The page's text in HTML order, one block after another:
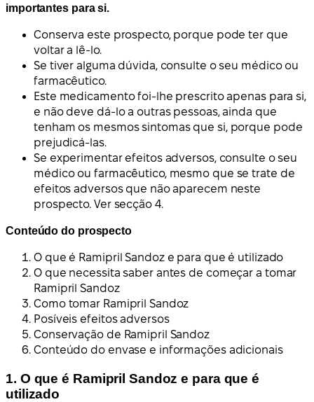
importantes para si.
Conserva este prospecto, porque pode ter que
voltar a lê-lo.
Se tiver alguma dúvida, consulte o seu médico ou
farmacêutico.
Este medicamento foi-lhe prescrito apenas para si,
e não deve dá-lo a outras pessoas, ainda que
tenham os mesmos sintomas que si, porque pode
prejudicá-las.
Se experimentar efeitos adversos, consulte o seu
médico ou farmacêutico, mesmo que se trate de
efeitos adversos que não aparecem neste
prospecto. Ver secção 4.
Conteúdo do prospecto
O que é Ramipril Sandoz e para que é utilizado
O que necessita saber antes de começar a tomar
Ramipril Sandoz
Como tomar Ramipril Sandoz
Posíveis efeitos adversos
Conservação de Ramipril Sandoz
Conteúdo do envase e informações adicionais
1. O que é Ramipril Sandoz e para que é
utilizado